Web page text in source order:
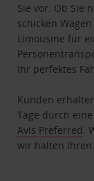
Sie vor. Ob Sie
schicken
Limousine für
Ihr perfektes
Kunden
Tage durch
Avis Preferred .
wir halten Ihren